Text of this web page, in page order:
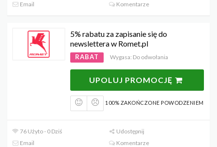
Email
Komentarze
5% rabatu za zapisanie się do
newslettera w Romet.pl
RABAT Wygasa: Do odwołania
UPOLUJ PROMOCJĘ
100% ZAKOŃCZONE POWODZENIEM
76 Użyto - 0 Dziś
Udostępnij
Email
Komentarze